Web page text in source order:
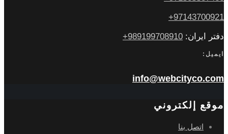
97143700921+
دفتر ایران: 989199708910+
ایمیل:
info@webcityco.com
موقع إلكتروني
اتصل بنا